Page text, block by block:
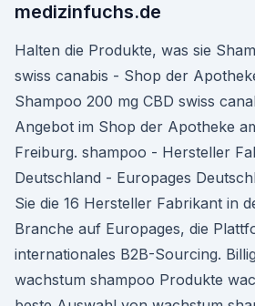
medizinfuchs.de
Halten die Produkte, was sie
swiss canabis - Shop der
Shampoo 200 mg CBD swiss
Angebot im Shop der Apotheke
Freiburg. shampoo - Hersteller
Deutschland - Europages
Sie die 16 Hersteller Fabrikant in
Branche auf Europages, die
internationales B2B-Sourcing.
wachstum shampoo Produkte